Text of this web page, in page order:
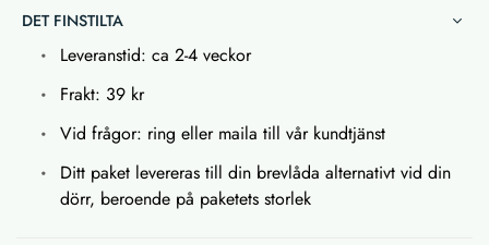
DET FINSTILTA
Leveranstid: ca 2-4 veckor
Frakt: 39 kr
Vid frågor: ring eller maila till vår kundtjänst
Ditt paket levereras till din brevlåda alternativt vid din
dörr, beroende på paketets storlek